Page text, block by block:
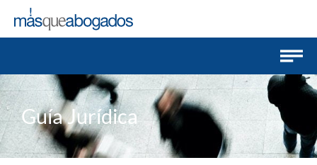
Guía Jurídica